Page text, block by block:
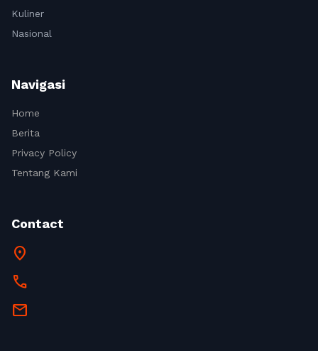
Kuliner
Nasional
Navigasi
Home
Berita
Privacy Policy
Tentang Kami
Contact
location_on
call
mail